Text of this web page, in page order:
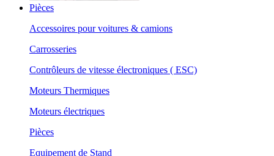
Pièces
Accessoires pour voitures & camions
Carrosseries
Contrôleurs de vitesse électroniques ( ESC)
Moteurs Thermiques
Moteurs électriques
Pièces
Equipement de Stand